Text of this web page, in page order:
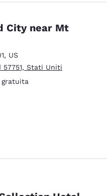
City near Mt
, US
57751, Stati Uniti
gratuita
recensioni